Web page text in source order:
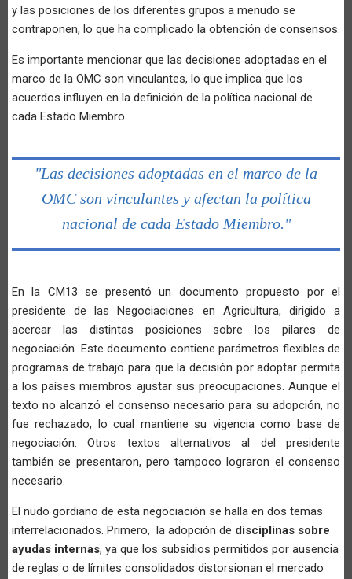
y las posiciones de los diferentes grupos a menudo se
contraponen, lo que ha complicado la obtención de consensos.
Es importante mencionar que las decisiones adoptadas en el
marco de la OMC son vinculantes, lo que implica que los
acuerdos influyen en la definición de la política nacional de
cada Estado Miembro.
"Las decisiones adoptadas en el marco de la
OMC son vinculantes y afectan la política
nacional de cada Estado Miembro."
En la CM13 se presentó un documento propuesto por el
presidente de las Negociaciones en Agricultura, dirigido a
acercar las distintas posiciones sobre los pilares de
negociación. Este documento contiene parámetros flexibles de
programas de trabajo para que la decisión por adoptar permita
a los países miembros ajustar sus preocupaciones. Aunque el
texto no alcanzó el consenso necesario para su adopción, no
fue rechazado, lo cual mantiene su vigencia como base de
negociación. Otros textos alternativos al del presidente
también se presentaron, pero tampoco lograron el consenso
necesario.
El nudo gordiano de esta negociación se halla en dos temas
interrelacionados. Primero, la adopción de disciplinas sobre
ayudas internas, ya que los subsidios permitidos por ausencia
de reglas o de límites consolidados distorsionan el mercado